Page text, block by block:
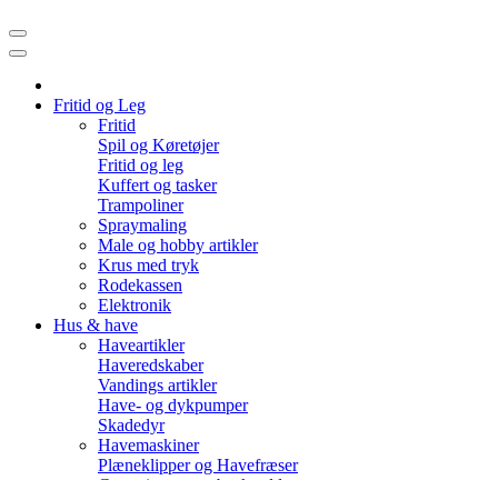
Fritid og Leg
Fritid
Spil og Køretøjer
Fritid og leg
Kuffert og tasker
Trampoliner
Spraymaling
Male og hobby artikler
Krus med tryk
Rodekassen
Elektronik
Hus & have
Haveartikler
Haveredskaber
Vandings artikler
Have- og dykpumper
Skadedyr
Havemaskiner
Plæneklipper og Havefræser